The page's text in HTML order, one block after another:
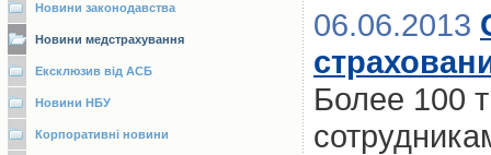
Новини законодавства
Новини медстрахування
Ексклюзив від АСБ
Новини НБУ
Корпоративні новини
06.06.2013
Более 100